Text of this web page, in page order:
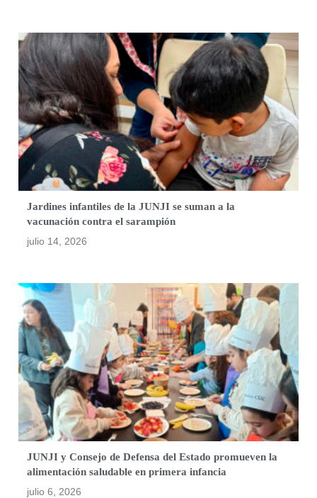
Jardines infantiles de la JUNJI se suman a la
vacunación contra el sarampión
julio 14, 2026
JUNJI y Consejo de Defensa del Estado promueven la
alimentación saludable en primera infancia
julio 6, 2026